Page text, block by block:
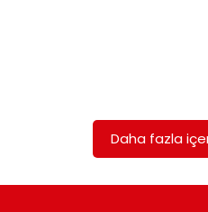
Daha fazla